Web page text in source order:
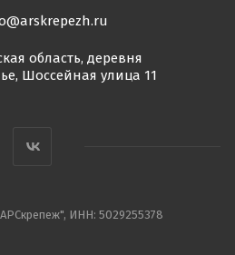
область, деревня
Шоссейная улица 11
ИНН: 5029255378